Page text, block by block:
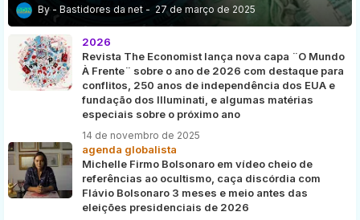
Bastidores da net 27 de março de 2025
2026
Revista The Economist lança nova capa ¨O Mundo
À Frente¨ sobre o ano de 2026 com destaque para
conflitos, 250 anos de independência dos EUA e
fundação dos Illuminati, e algumas matérias
especiais sobre o próximo ano
14 de novembro de 2025
agenda globalista
Michelle Firmo Bolsonaro em vídeo cheio de
referências ao ocultismo, caça discórdia com
Flávio Bolsonaro 3 meses e meio antes das
eleições presidenciais de 2026